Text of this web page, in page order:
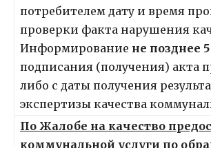
потребителем дату и время
проверки факта нарушения
Информирование не позднее
подписания (получения) акта
либо с даты получения
экспертизы качества
По Жалобе на качество
коммунальной услуги по